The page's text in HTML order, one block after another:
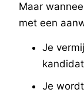
Maar
met een
Je
Je